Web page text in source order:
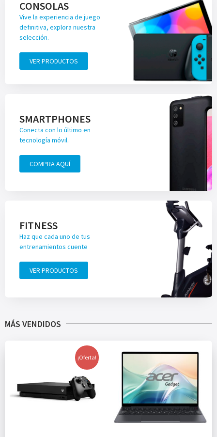
CONSOLAS
Vive la experiencia de juego
definitiva, explora nuestra
selección.
VER PRODUCTOS
SMARTPHONES
Conecta con lo último en
tecnología móvil.
COMPRA AQUÍ
FITNESS
Haz que cada uno de tus
entrenamientos cuente
VER PRODUCTOS
MÁS VENDIDOS
¡Oferta!